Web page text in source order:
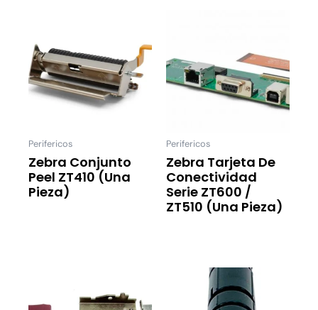
Perifericos
Zebra Conjunto
Peel ZT410 (una
Pieza)
Perifericos
Zebra Tarjeta De
Conectividad
Serie ZT600 /
ZT510 (una Pieza)